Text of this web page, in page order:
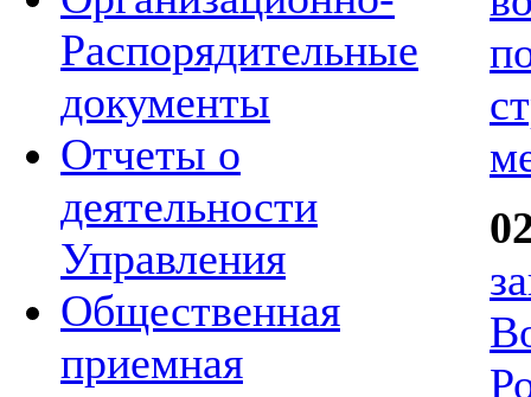
Распорядительные
документы
Отчеты о
деятельности
Управления
Общественная
приемная